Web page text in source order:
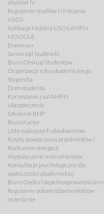
Wydział IV
Regulamin studiów I i II stopnia
USOS
Aplikacja Mobilny USOS AMFN
MOODLE
Erasmus+
Samorząd Studencki
Biuro Obsługi Studentów
Organizacja roku akademickiego
Stypendia
Dom studenta
Korzystanie z sal AMFN
Ubezpieczenia
Szkolenie BHP
Biuro Karier
Lista najlepszych absolwentów
Koszty powtarzania przedmiotów /
Rozliczanie delegacji
Wypożyczanie instrumentów
Konsultacje psychologiczne dla
społeczności akademickiej
Biuro Osób z Niepełnosprawnościami
Regulamin potwierdzania efektów
uczenia się